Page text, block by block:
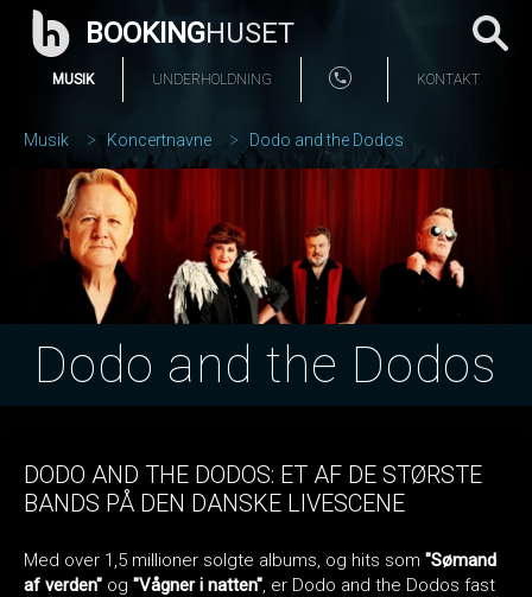
BOOKINGHUSET
MUSIK UNDERHOLDNING KONTAKT
Musik Koncertnavne Dodo and the Dodos
Dodo and the Dodos
DODO AND THE DODOS: ET AF DE STØRSTE
BANDS PÅ DEN DANSKE LIVESCENE
Med over 1,5 millioner solgte albums, og hits som "Sømand
af verden" og "Vågner i natten", er Dodo and the Dodos fast